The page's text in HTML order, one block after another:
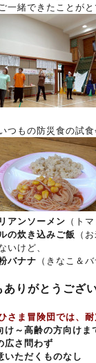
一緒できたことが
つもの防災食の試食
アンソーメン （ト
の炊き込みご飯
（
いけど、
バナナ （きなこ＆
ありがとうござ
さま冒険団では、
け～高齢の方向け
広さ問わず
いただくものなし